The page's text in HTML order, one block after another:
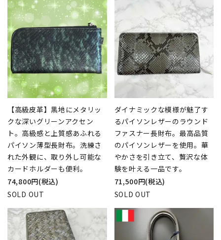
【高級皮革】黒地にメタリッ
クな深いグリーンアクセン
ト。高級感と上質感あふれる
パイソン薄型長財布。洗練さ
れた外観に、取り外し可能な
カードホルダーも便利。
74,800円(税込)
SOLD OUT
ダイナミックな模様が魅了す
るパイソンレザーのラウンド
ファスナー長財布。最高品質
のパイソンレザーを使用。華
やかさを引き立て、贅沢な体
験を叶える一品です。
71,500円(税込)
SOLD OUT